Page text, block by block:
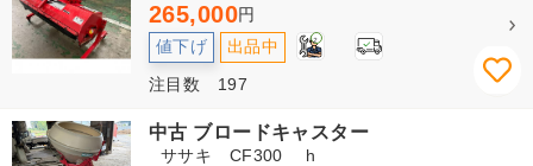
265,000円
値下げ 出品中 2
注目数 197
中古 ブロードキャスター
ササキ CF300 h